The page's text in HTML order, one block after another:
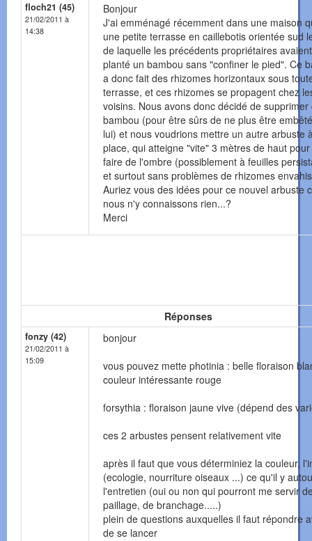
floch21 (45)
21/02/2011 à
14:38
Bonjour
J'ai emménagé récemment dans une maison
une petite terrasse en caillebotis orientée sud
de laquelle les précédents propriétaires avaient
planté un bambou sans "confiner le pied". Ce
a donc fait des rhizomes horizontaux sous
terrasse, et ces rhizomes se propagent chez
voisins. Nous avons donc décidé de supprimer
bambou (pour être sûrs de ne plus être
lui) et nous voudrions mettre un autre arbuste
place, qui atteigne "vite" 3 mètres de haut
faire de l'ombre (possiblement à feuilles
et surtout sans problèmes de rhizomes
Auriez vous des idées pour ce nouvel arbuste
nous n'y connaissons rien...?
Merci
Réponses
fonzy (42)
21/02/2011 à
15:09
bonjour
vous pouvez mette photinia : belle floraison
couleur intéressante rouge
forsythia : floraison jaune vive (dépend des
ces 2 arbustes pensent relativement vite
après il faut que vous déterminiez la couleur,
(ecologie, nourriture oiseaux ...) ce qu'il y
l'entretien (oui ou non qui pourront me servir
paillage, de branchage.....)
plein de questions auxquelles il faut répondre
de se lancer